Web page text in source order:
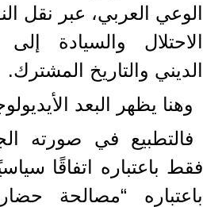
الوعي العربي، عبر نقل
الاحتلال والسيادة
الديني والتاريخ المشترك.
وهنا يظهر البعد
فالتطبيع في صورته
فقط باعتباره اتفاقًا
باعتباره “مصالحة